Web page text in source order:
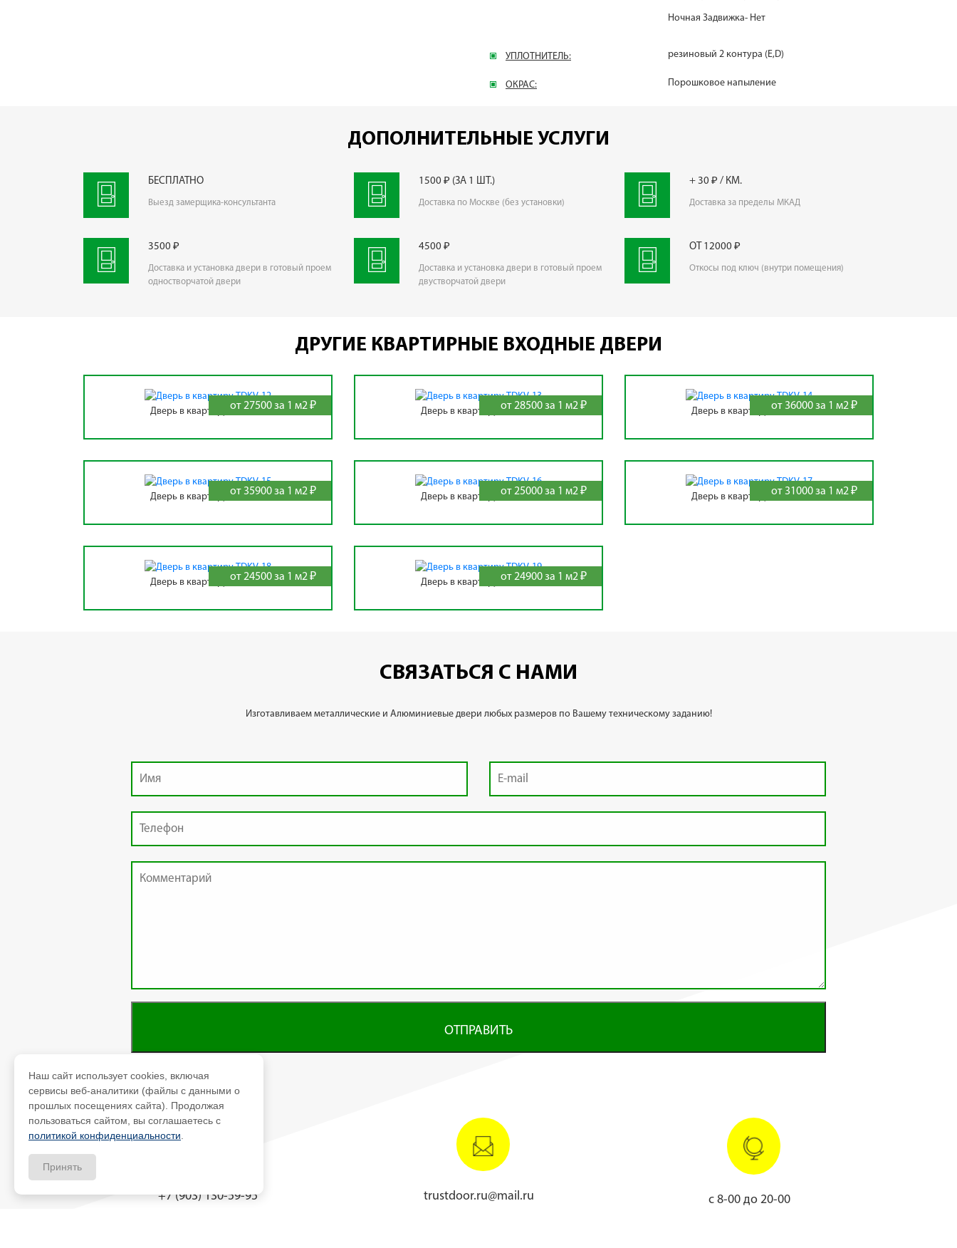
Ночная Задвижка- Нет
УПЛОТНИТЕЛЬ: резиновый 2 контура (E,D)
ОКРАС: Порошковое напыление
ДОПОЛНИТЕЛЬНЫЕ УСЛУГИ
БЕСПЛАТНО
Выезд замерщика-консультанта
1500 ₽ (ЗА 1 ШТ.)
Доставка по Москве (без установки)
+ 30 ₽ / КМ.
Доставка за пределы МКАД
3500 ₽
Доставка и установка двери в готовый проем
одностворчатой двери
4500 ₽
Доставка и установка двери в готовый проем
двустворчатой двери
ОТ 12000 ₽
Откосы под ключ (внутри помещения)
ДРУГИЕ КВАРТИРНЫЕ ВХОДНЫЕ ДВЕРИ
от 27500 за 1 м2 ₽
Дверь в квартиру TDKV-12 от 28500 за 1 м2 ₽
Дверь в квартиру TDKV-13 от 36000 за 1 м2 ₽
Дверь в квартиру TDKV-14
от 35900 за 1 м2 ₽
Дверь в квартиру TDKV-15 от 25000 за 1 м2 ₽
Дверь в квартиру TDKV-16 от 31000 за 1 м2 ₽
Дверь в квартиру TDKV-17
от 24500 за 1 м2 ₽
Дверь в квартиру TDKV-18 от 24900 за 1 м2 ₽
Дверь в квартиру TDKV-19
СВЯЗАТЬСЯ С НАМИ
Изготавливаем металлические и Алюминиевые двери любых размеров по Вашему техническому заданию!
ОТПРАВИТЬ
+7 (903) 130-59-95 trustdoor.ru@mail.ru с 8-00 до 20-00
Наш сайт использует cookies, включая
сервисы веб-аналитики (файлы с данными о
прошлых посещениях сайта). Продолжая
пользоваться сайтом, вы соглашаетесь с
политикой конфиденциальности
Принять